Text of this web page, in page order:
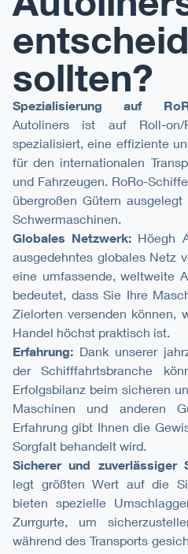
sollten?
Spezialisierung auf
Autoliners ist auf Roll-on/
spezialisiert, eine effiziente
für den internationalen
und Fahrzeugen. RoRo-
übergroßen Gütern
Schwermaschinen.
Globales Netzwerk: Höegh
ausgedehntes globales Netz
eine umfassende, weltweite
bedeutet, dass Sie Ihre
Zielorten versenden können,
Handel höchst praktisch ist.
Erfahrung: Dank unserer
der Schifffahrtsbranche
Erfolgsbilanz beim sicheren
Maschinen und anderen
Erfahrung gibt Ihnen die
Sorgfalt behandelt wird.
Sicherer und zuverlässiger
legt größten Wert auf die
bieten spezielle
Zurrgurte, um
während des Transports